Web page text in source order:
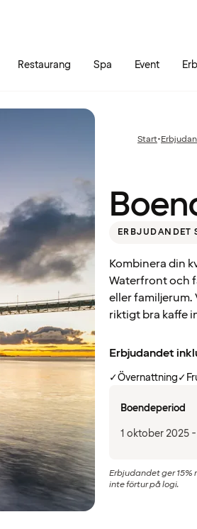
Restaurang Spa Event
Start•
Boendepaket
Reveljen
ERBJUDANDET
Kombinera din
Waterfront och
eller
riktigt bra kaffe
Erbjudandet
✓Övernattning✓
Boendeperiod
1 oktober 2025
Erbjudandet ger 15%
inte förtur på logi.